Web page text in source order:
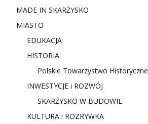
MADE IN SKARŻYSKO
MIASTO
EDUKACJA
HISTORIA
Polskie Towarzystwo Historyczne
INWESTYCJE i ROZWÓJ
SKARŻYSKO W BUDOWIE
KULTURA i ROZRYWKA